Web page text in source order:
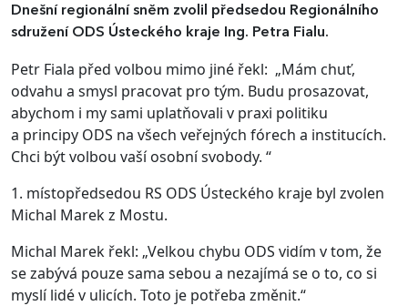
Dnešní regionální sněm zvolil předsedou Regionálního
sdružení ODS Ústeckého kraje Ing. Petra Fialu.
Petr Fiala před volbou mimo jiné řekl: „Mám chuť,
odvahu a smysl pracovat pro tým. Budu prosazovat,
abychom i my sami uplatňovali v praxi politiku
a principy ODS na všech veřejných fórech a institucích.
Chci být volbou vaší osobní svobody. “
1. místopředsedou RS ODS Ústeckého kraje byl zvolen
Michal Marek z Mostu.
Michal Marek řekl: „Velkou chybu ODS vidím v tom, že
se zabývá pouze sama sebou a nezajímá se o to, co si
myslí lidé v ulicích. Toto je potřeba změnit.“